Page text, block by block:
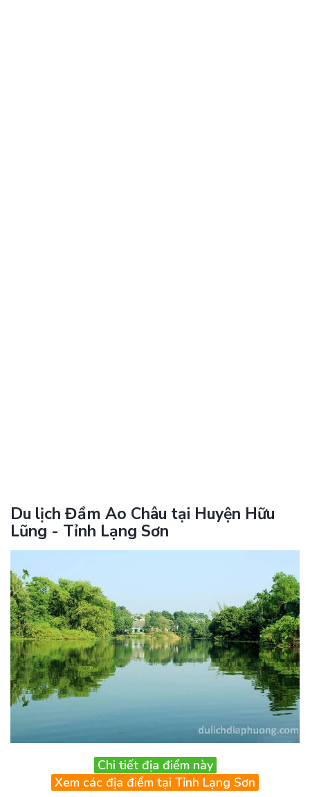
Du lịch Đầm Ao Châu tại Huyện Hữu
Lũng - Tỉnh Lạng Sơn
Chi tiết địa điểm này
Xem các địa điểm tại Tỉnh Lạng Sơn